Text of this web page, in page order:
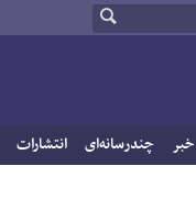
چندرسانه‌ای انتشارات